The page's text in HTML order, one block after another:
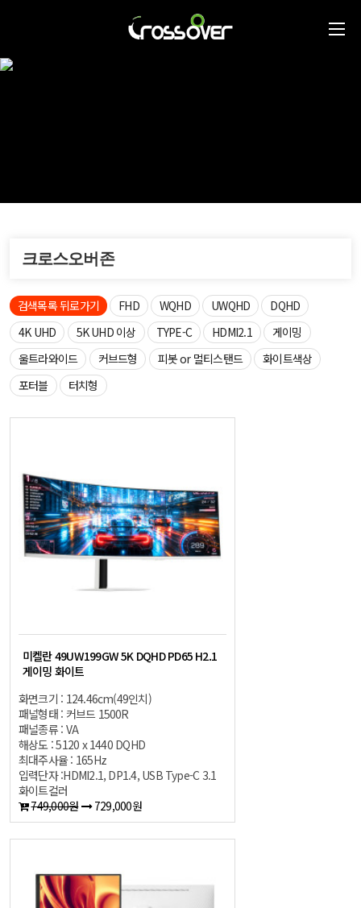
크로스오버존
검색목록 뒤로가기 FHD WQHD UWQHD
DQHD
4K UHD
5K UHD 이상 TYPE-C HDMI2.1
게이밍
울트라와이드
커브드형 피봇 or 멀티스탠드
화이트색상
포터블
터치형
미켈란 49UW199GW 5K DQHD PD65 H2.1
게이밍 화이트
화면크기 : 124.46cm(49인치)
패널형태 : 커브드 1500R
패널종류 : VA
해상도 : 5120 x 1440 DQHD
최대주사율 : 165Hz
입력단자 :HDMI2.1, DP1.4, USB Type-C 3.1
화이트컬러
749,000원
729,000원